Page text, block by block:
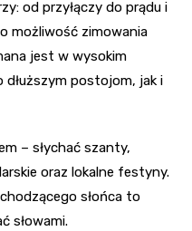
od przyłączy do prądu i
możliwość zimowania
jest w wysokim
postojom, jak i
– słychać szanty,
oraz lokalne festyny.
słońca to
słowami.